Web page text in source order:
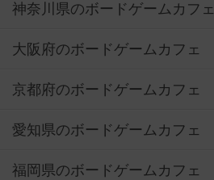
神奈川県のボードゲームカフェ
大阪府のボードゲームカフェ
京都府のボードゲームカフェ
愛知県のボードゲームカフェ
福岡県のボードゲームカフェ